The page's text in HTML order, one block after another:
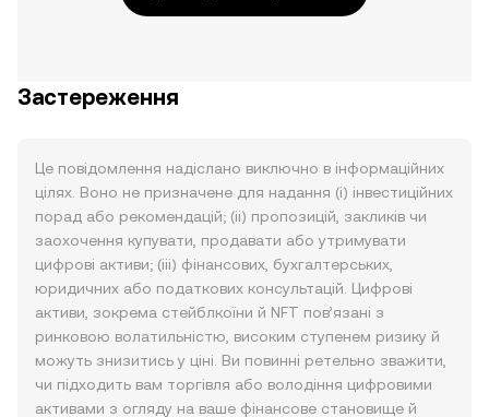
Застереження
Це повідомлення надіслано виключно в інформаційних
цілях. Воно не призначене для надання (i) інвестиційних
порад або рекомендацій; (ii) пропозицій, закликів чи
заохочення купувати, продавати або утримувати
цифрові активи; (iii) фінансових, бухгалтерських,
юридичних або податкових консультацій. Цифрові
активи, зокрема стейблкоїни й NFT пов’язані з
ринковою волатильністю, високим ступенем ризику й
можуть знизитись у ціні. Ви повинні ретельно зважити,
чи підходить вам торгівля або володіння цифровими
активами з огляду на ваше фінансове становище й